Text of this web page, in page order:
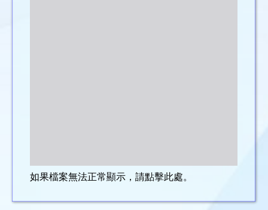
如果檔案無法正常顯示，請點擊此處。